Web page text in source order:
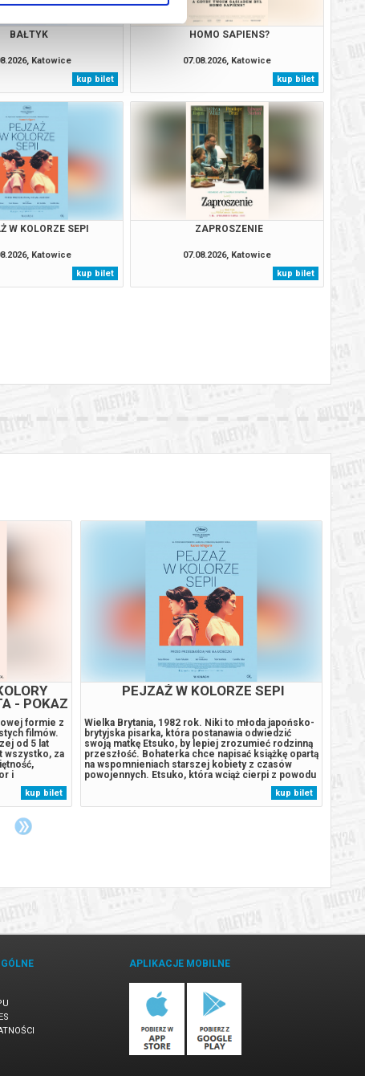
BAŁTYK
Katowice
kup bilet
HOMO SAPIENS?
07.08.2026, Katowice
kup bilet
W KOLORZE SEPI
Katowice
kup bilet
ZAPROSZENIE
07.08.2026, Katowice
kup bilet
- POKAZ
formie z
filmów.
od 5 lat
wszystko, za
i
się prostym
aktorzy ikup bilet
PEJZAŻ W KOLORZE SEPI
Wielka Brytania, 1982 rok. Niki to młoda japońsko-
brytyjska pisarka, która postanawia odwiedzić
swoją matkę Etsuko, by lepiej zrozumieć rodzinną
przeszłość. Bohaterka chce napisać książkę opartą
na wspomnieniach starszej kobiety z czasów
powojennych. Etsuko, która wciąż cierpi z powodu
samobójstwa starszej z córek, zaczyna kreślić
przed Niki obraz odbudowującego się Nagasaki z
1952 roku. Ważną częścią...
kup bilet
APLIKACJE MOBILNE